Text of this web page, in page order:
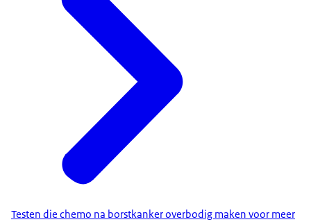
Testen die chemo na borstkanker overbodig maken voor meer